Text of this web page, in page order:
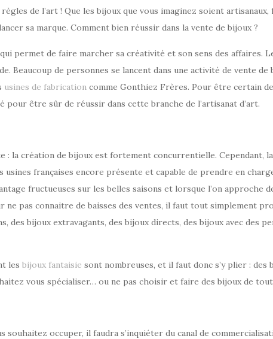
de l’art ! Que les bijoux que vous imaginez soient
sa marque. Comment bien réussir dans la vente de bijoux ?
permet de faire marcher sa créativité et son sens des affaires.
Beaucoup de personnes se lancent dans une activité de vente
usines de fabrication comme Gonthiez Frères. Pour être certain
être sûr de réussir dans cette branche de l’artisanat d’art.
la création de bijoux est fortement concurrentielle. Cependant,
françaises encore présente et capable de prendre en
fructueuses sur les belles saisons et lorsque l’on approche
ne pas connaitre de baisses des ventes, il faut tout simplement
des bijoux extravagants, des bijoux directs, des bijoux avec des
les bijoux fantaisie sont nombreuses, et il faut donc s’y plier :
vous spécialiser… ou ne pas choisir et faire des bijoux de
souhaitez occuper, il faudra s’inquiéter du canal de